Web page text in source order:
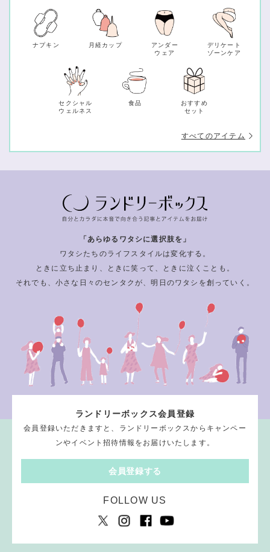
ナプキン 月経カップ
アンダー
ウェア
デリケート
ゾーンケア
セクシャル
ウェルネス
食品
おすすめ
セット
すべてのアイテム
「あらゆるワタシに選択肢を」
ワタシたちのライフスタイルは変化する。
ときに立ち止まり、ときに笑って、ときに泣くことも。
それでも、小さな日々のセンタクが、明日のワタシを創っていく。
ランドリーボックス会員登録
会員登録いただきますと、ランドリーボックスからキャンペー
ンやイベント招待情報をお届けいたします。
会員登録する
FOLLOW US